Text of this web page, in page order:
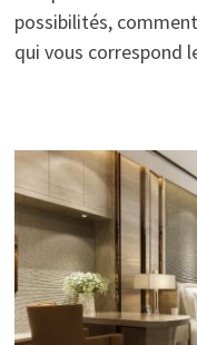
possibilités,
qui vous correspond